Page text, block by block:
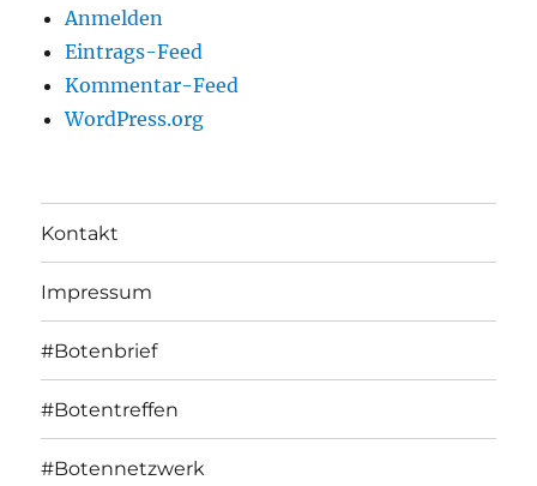
Anmelden
Eintrags-Feed
Kommentar-Feed
WordPress.org
Kontakt
Impressum
#Botenbrief
#Botentreffen
#Botennetzwerk